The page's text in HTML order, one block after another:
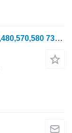
ROTOR Hrabliny Hrebenky Claas 470,480,570,580 736689.1 para Claas Lexion cosechadora de cereales